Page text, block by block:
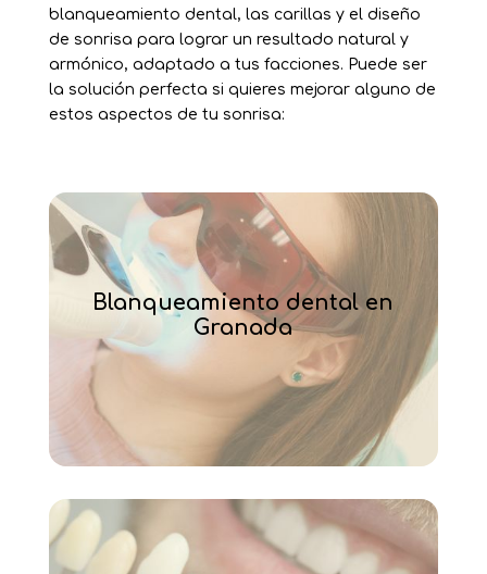
blanqueamiento dental, las carillas y el diseño
de sonrisa para lograr un resultado natural y
armónico, adaptado a tus facciones. Puede ser
la solución perfecta si quieres mejorar alguno de
estos aspectos de tu sonrisa:
Blanqueamiento dental en
Granada